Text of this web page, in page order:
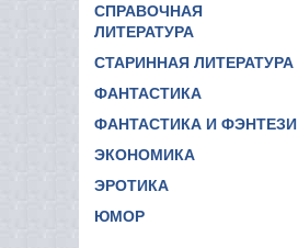
СПРАВОЧНАЯ
ЛИТЕРАТУРА
СТАРИННАЯ ЛИТЕРАТУРА
ФАНТАСТИКА
ФАНТАСТИКА И ФЭНТЕЗИ
ЭКОНОМИКА
ЭРОТИКА
ЮМОР